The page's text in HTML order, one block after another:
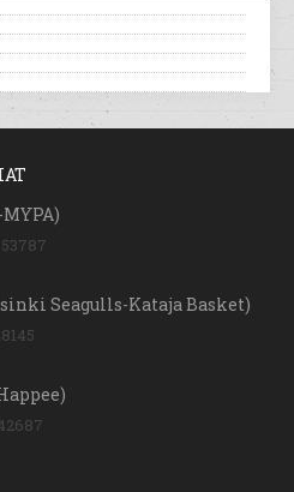
MYPA)
53787
Seagulls-Kataja Basket)